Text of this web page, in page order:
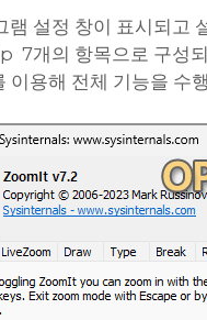
램 설정 창이 표시되
개의 항목으로 구성
용해 전체 기능을 수